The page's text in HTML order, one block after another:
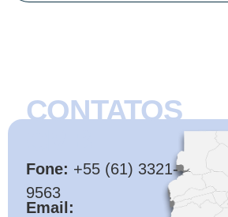
CONTATOS
Fone: +55 (61) 3321-
9563
Email: